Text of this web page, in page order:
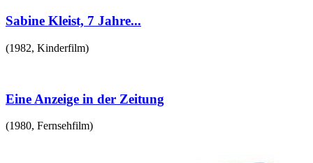
Sabine Kleist, 7 Jahre...
(1982, Kinderfilm)
Eine Anzeige in der Zeitung
(1980, Fernsehfilm)